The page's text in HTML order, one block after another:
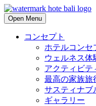
Open Menu
コンセプト
ホテルコンセ
ウェルネス体
アクティビテ
最高の家族旅
サスティナブ
ギャラリー